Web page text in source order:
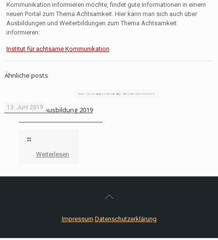
Kommunikation informieren möchte, findet gute Informationen in einem
neuen Portal zum Thema Achtsamkeit. Hier kann man sich auch über
Ausbildungen und Weiterbildungen zum Thema Achtsamkeit
informieren:
Institut für achtsame Kommunikation
Ähnliche posts
13. Juni 2019
Hörakustiker Ausbildung 2019
Weiterlesen
Impressum Datenschutzerklärung